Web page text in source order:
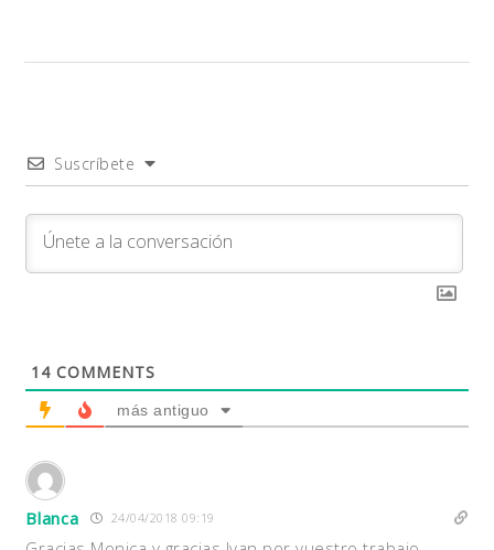
Suscríbete
14 COMMENTS
más antiguo
Blanca 24/04/2018 09:19